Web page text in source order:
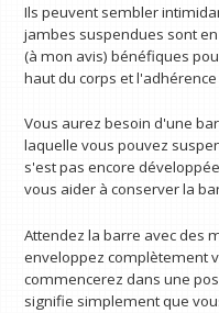
Ils peuvent sembler
jambes suspendues sont
(à mon avis) bénéfiques
haut du corps et
Vous aurez besoin d'une
laquelle vous pouvez
s'est pas encore
vous aider à conserver la
Attendez la barre avec des
enveloppez complètement
commencerez dans une
signifie simplement que